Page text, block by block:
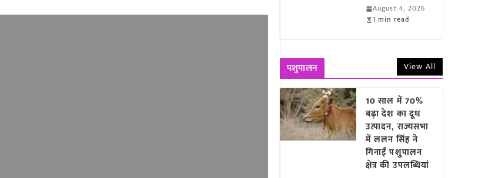
August 4, 2026
1 min read
पशुपालन View All
10 साल में 70%
बढ़ा देश का दूध
उत्पादन, राज्यसभा
में ललन सिंह ने
गिनाईं पशुपालन
क्षेत्र की उपलब्धियां